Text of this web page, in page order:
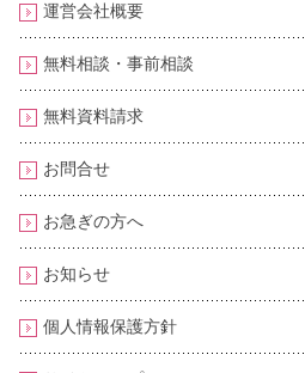
運営会社概要
無料相談・事前相談
無料資料請求
お問合せ
お急ぎの方へ
お知らせ
個人情報保護方針